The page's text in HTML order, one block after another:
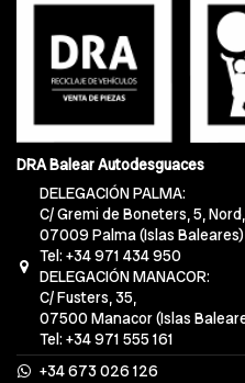
DRA Balear Autodesguaces
DELEGACIÓN PALMA:
C/ Gremi de Boneters, 5, Nord,
07009 Palma (Islas Baleares)
Tel: +34 971 434 950
DELEGACIÓN MANACOR:
C/ Fusters, 35,
07500 Manacor (Islas
Tel: +34 971 555 161
+34 673 026 126